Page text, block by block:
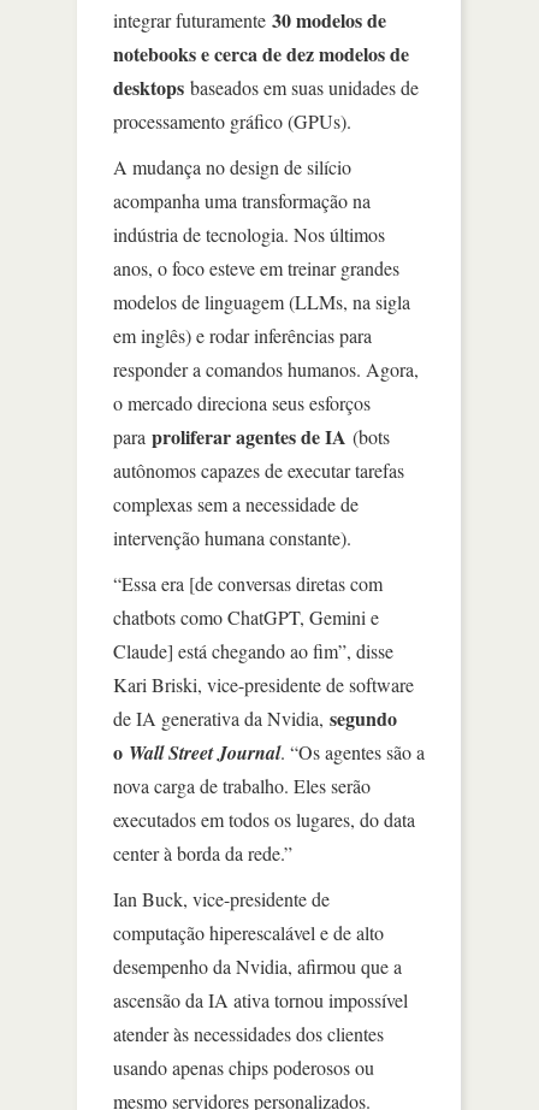
integrar futuramente 30 modelos de
notebooks e cerca de dez modelos de
desktops baseados em suas unidades de
processamento gráfico (GPUs).
A mudança no design de silício
acompanha uma transformação na
indústria de tecnologia. Nos últimos
anos, o foco esteve em treinar grandes
modelos de linguagem (LLMs, na sigla
em inglês) e rodar inferências para
responder a comandos humanos. Agora,
o mercado direciona seus esforços
para proliferar agentes de IA (bots
autônomos capazes de executar tarefas
complexas sem a necessidade de
intervenção humana constante).
“Essa era [de conversas diretas com
chatbots como ChatGPT, Gemini e
Claude] está chegando ao fim”, disse
Kari Briski, vice-presidente de software
de IA generativa da Nvidia, segundo
o Wall Street Journal. “Os agentes são a
nova carga de trabalho. Eles serão
executados em todos os lugares, do data
center à borda da rede.”
Ian Buck, vice-presidente de
computação hiperescalável e de alto
desempenho da Nvidia, afirmou que a
ascensão da IA ativa tornou impossível
atender às necessidades dos clientes
usando apenas chips poderosos ou
mesmo servidores personalizados.